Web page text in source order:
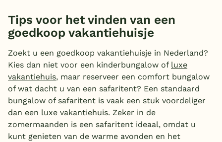
Tips voor het vinden van een
goedkoop vakantiehuisje
Zoekt u een goedkoop vakantiehuisje in Nederland?
Kies dan niet voor een kinderbungalow of luxe
vakantiehuis, maar reserveer een comfort bungalow
of wat dacht u van een safaritent? Een standaard
bungalow of safaritent is vaak een stuk voordeliger
dan een luxe vakantiehuis. Zeker in de
zomermaanden is een safaritent ideaal, omdat u
kunt genieten van de warme avonden en het